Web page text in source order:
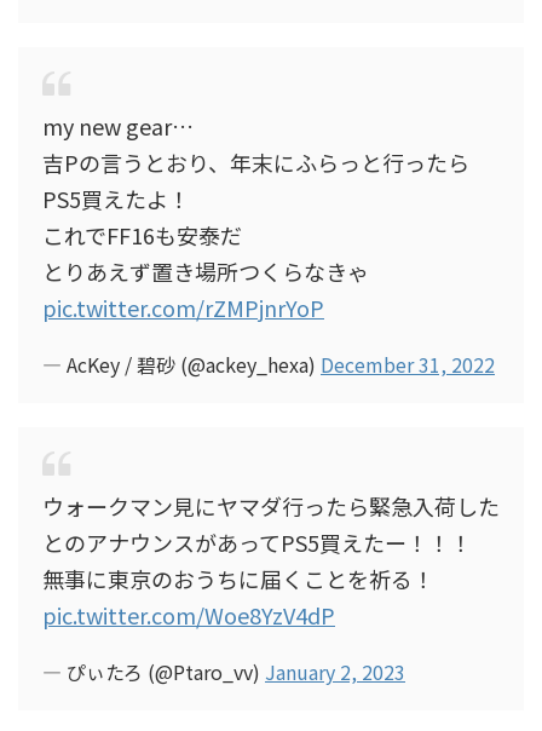
my new gear…
吉Pの言うとおり、年末にふらっと行ったら
PS5買えたよ！
これでFF16も安泰だ
とりあえず置き場所つくらなきゃ
pic.twitter.com/rZMPjnrYoP
— AcKey / 碧砂 (@ackey_hexa) December 31, 2022
ウォークマン見にヤマダ行ったら緊急入荷した
とのアナウンスがあってPS5買えたー！！！
無事に東京のおうちに届くことを祈る！
pic.twitter.com/Woe8YzV4dP
— ぴぃたろ (@Ptaro_vv) January 2, 2023